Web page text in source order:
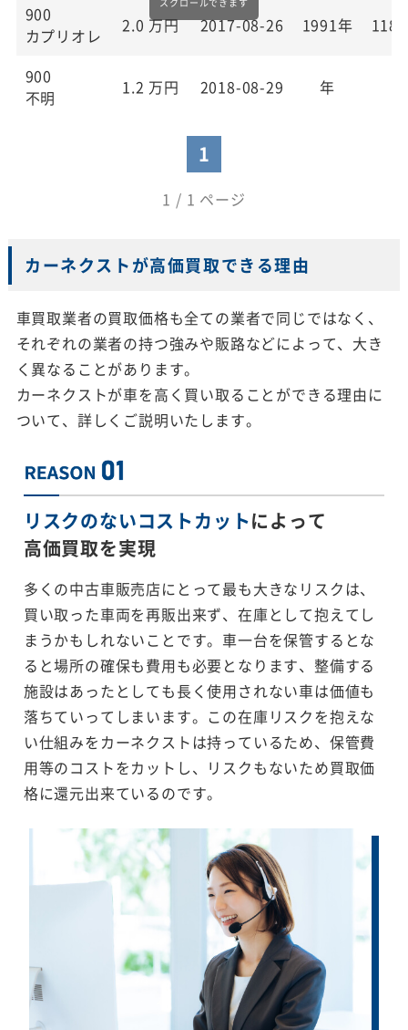
900
カプリオレ
2.0 万円 2017-08-26 1991年
900
不明
1.2 万円 2018-08-29 年
1
1 / 1 ページ
カーネクストが高価買取できる理由
車買取業者の買取価格も全ての業者で同じではなく、
それぞれの業者の持つ強みや販路などによって、大き
く異なることがあります。
カーネクストが車を高く買い取ることができる理由に
ついて、詳しくご説明いたします。
リスクのないコストカットによって
高価買取を実現
多くの中古車販売店にとって最も大きなリスクは、
買い取った車両を再販出来ず、在庫として抱えてし
まうかもしれないことです。車一台を保管するとな
ると場所の確保も費用も必要となります、整備する
施設はあったとしても長く使用されない車は価値も
落ちていってしまいます。この在庫リスクを抱えな
い仕組みをカーネクストは持っているため、保管費
用等のコストをカットし、リスクもないため買取価
格に還元出来ているのです。